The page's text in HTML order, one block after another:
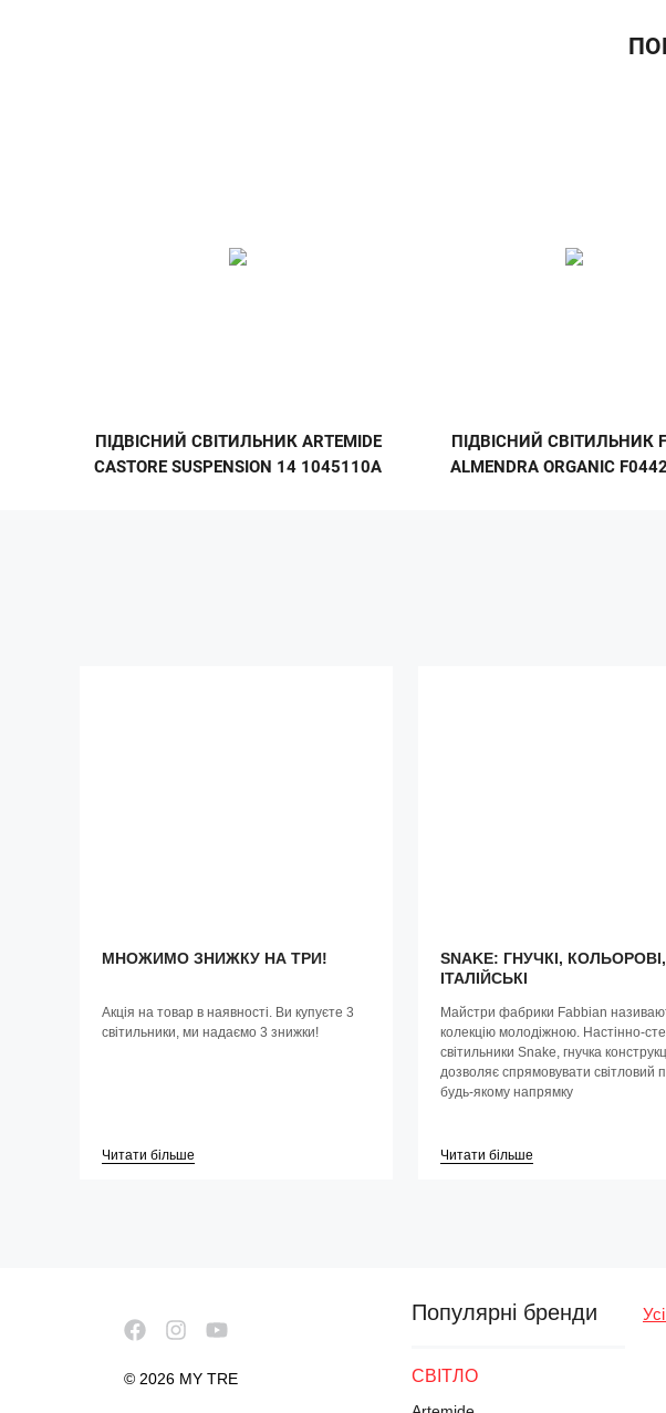
ПІДВІСНИЙ СВІТИЛЬНИК ARTEMIDE
CASTORE SUSPENSION 14 1045110A
ПІДВІСНИЙ СВІТИЛЬНИК
ALMENDRA ORGANIC
МНОЖИМО ЗНИЖКУ НА ТРИ!
Акція на товар в наявності. Ви купуєте 3
світильники, ми надаємо 3 знижки!
Читати більше
SNAKE: ГНУЧКІ, КОЛЬОРОВІ,
ІТАЛІЙСЬКІ
Майстри фабрики Fabbian
колекцію молодіжною. Настінно-
світильники Snake, гнучка
дозволяє спрямовувати світловий
будь-якому напрямку
Читати більше
© 2026 MY TRE
Популярні бренди
СВІТЛО